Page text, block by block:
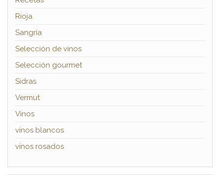
Rioja
Sangría
Selección de vinos
Selección gourmet
Sidras
Vermut
Vinos
vinos blancos
vinos rosados